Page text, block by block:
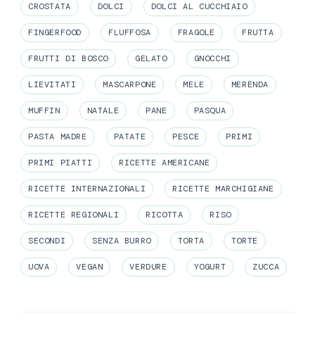
CROSTATA DOLCI DOLCI AL CUCCHIAIO
FINGERFOOD FLUFFOSA FRAGOLE FRUTTA
FRUTTI DI BOSCO GELATO GNOCCHI
LIEVITATI MASCARPONE MELE MERENDA
MUFFIN NATALE PANE PASQUA
PASTA MADRE PATATE PESCE PRIMI
PRIMI PIATTI RICETTE AMERICANE
RICETTE INTERNAZIONALI RICETTE MARCHIGIANE
RICETTE REGIONALI RICOTTA RISO
SECONDI SENZA BURRO TORTA TORTE
UOVA VEGAN VERDURE YOGURT ZUCCA